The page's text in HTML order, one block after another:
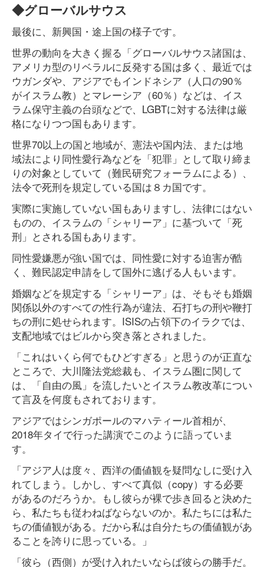
◆グローバルサウス
最後に、新興国・途上国の様子です。
世界の動向を大きく握る「グローバルサウス諸国は、
アメリカ型のリベラルに反発する国は多く、最近では
ウガンダや、アジアでもインドネシア（人口の90％
がイスラム教）とマレーシア（60％）などは、イス
ラム保守主義の台頭などで、LGBTに対する法律は厳
格になりつつ国もあります。
世界70以上の国と地域が、憲法や国内法、または地
域法により同性愛行為などを「犯罪」として取り締ま
りの対象としていて（難民研究フォーラムによる）、
法令で死刑を規定している国は８カ国です。
実際に実施していない国もありますし、法律にはない
ものの、イスラムの「シャリーア」に基づいて「死
刑」とされる国もあります。
同性愛嫌悪が強い国では、同性愛に対する迫害が酷
く、難民認定申請をして国外に逃げる人もいます。
婚姻などを規定する「シャリーア」は、そもそも婚姻
関係以外のすべての性行為が違法、石打ちの刑や鞭打
ちの刑に処せられます。ISISの占領下のイラクでは、
支配地域ではビルから突き落とされました。
「これはいくら何でもひどすぎる」と思うのが正直な
ところで、大川隆法党総裁も、イスラム圏に関して
は、「自由の風」を流したいとイスラム教改革につい
て言及を何度もされております。
アジアではシンガポールのマハティール首相が、
2018年タイで行った講演でこのように語っていま
す。
「アジア人は度々、西洋の価値観を疑問なしに受け入
れてしまう。しかし、すべて真似（copy）する必要
があるのだろうか。もし彼らが裸で歩き回ると決めた
ら、私たちも従わねばならないのか。私たちには私た
ちの価値観がある。だから私は自分たちの価値観があ
ることを誇りに思っている。」
「彼ら（西側）が受け入れたいならば彼らの勝手だ。